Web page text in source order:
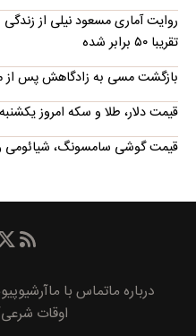
تقریبا ۵۰ برابر شده
بازگشت مسی به زادگاهش پس از
قیمت دلار، طلا و سکه امروز یکشنبه ۱۸ مرداد ۱۴۰۵
قیمت گوشی سامسونگ، شیائومی و آیفون
درباره ماتماس با ماآرشیو
اوقات شرعی